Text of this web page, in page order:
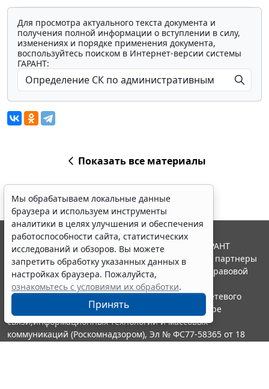
Для просмотра актуального текста документа и
получения полной информации о вступлении в силу,
изменениях и порядке применения документа,
воспользуйтесь поиском в Интернет-версии системы
ГАРАНТ:
Показать все материалы
Мы обрабатываем локальные данные
браузера и используем инструменты
аналитики в целях улучшения и обеспечения
работоспособности сайта, статистических
исследований и обзоров. Вы можете
запретить обработку указанных данных в
настройках браузера. Пожалуйста,
ознакомьтесь с условиями их обработки.
Принять
© ООО "НПП "ГАРАНТ-СЕРВИС", 2026. Система ГАРАНТ
выпускается с 1990 года. Компания "Гарант" и ее партнеры
являются участниками Российской ассоциации правовой
информации ГАРАНТ.
Портал ГАРАНТ.РУ зарегистрирован в качестве сетевого
издания Федеральной службой по надзору в сфере
связи,информационных технологий и массовых
коммуникаций (Роскомнадзором), Эл № ФС77-58365 от 18